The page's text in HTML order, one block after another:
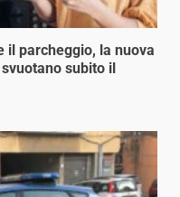
il parcheggio, la nuova
subito il